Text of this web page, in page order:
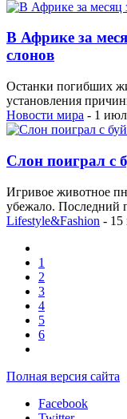
В Африке за
слонов
Останки погибших
установления
Новости мира - 1
Слон поиграл с
Игривое животное
убежало. Последний
Lifestyle&Fashion - 15
1
2
3
4
5
6
Полная версия сайта
Facebook